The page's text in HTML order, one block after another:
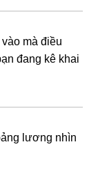
mà điều
đang kê khai
lương nhìn